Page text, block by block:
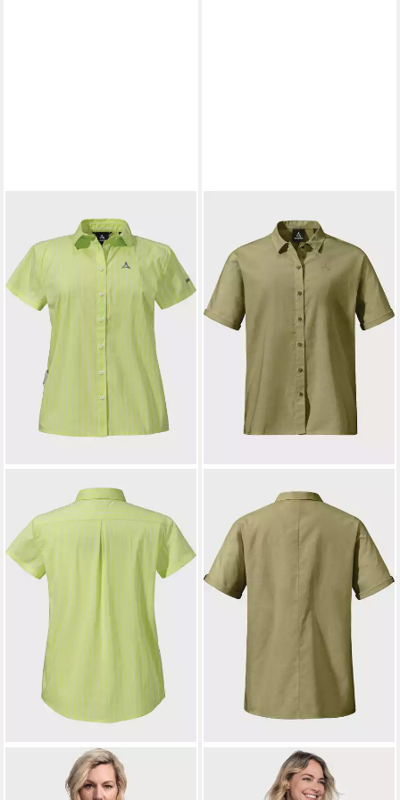
Outdoorbluse Blouse
Outdoorbluse Urban Blouse